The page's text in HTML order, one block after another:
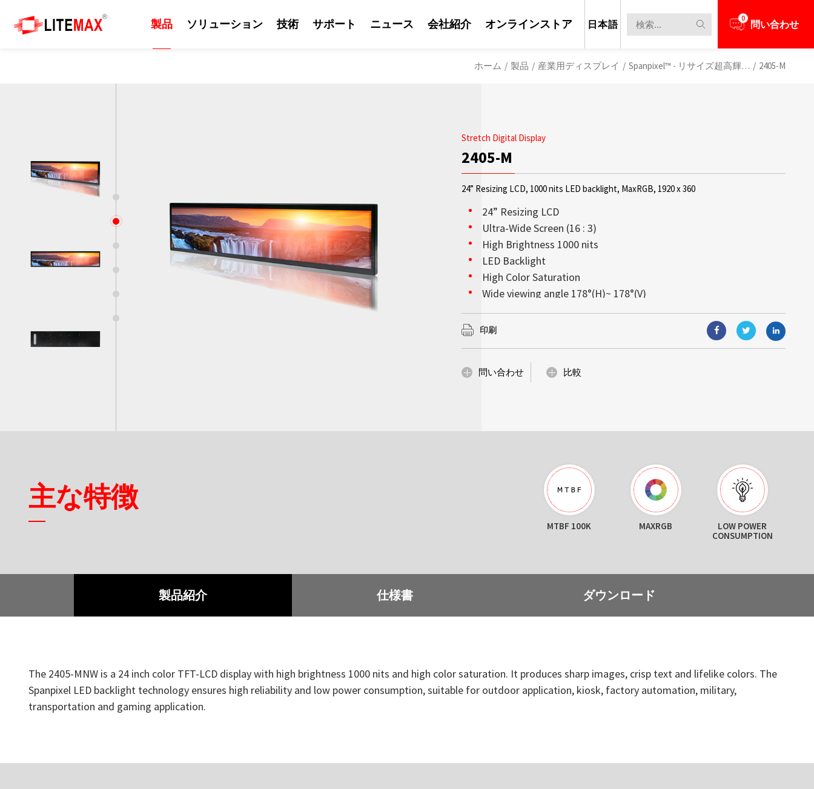
製品
産業用コンピューター
産業用パネルコンピュー
タ 、モニター
AIoT
付属品
OLED透明ディスプレイは、高い透明性、軽量構造、そして
鮮やかな輝度を兼ね備え、コンテンツがまるで空中に浮か
んでいるかのような視覚體験を実現します。モジュール式
で超薄型の設計により、ガラス面と一體化し、光や視界を
な設置性を備え、サイズの小売店のショーウィンドウ、展
示会、企業のロビー、デジタルサイネージなど、美しさと
詳細はこちら
ソリューション
セルフサービスシステム
EV充電器
防衛・軍事
産業オートメーション
POS/キオスク
ソリューション
高輝度ディスプレイと組込みコンピューティングソリュー
で、当社の高性能統合ソリューションは、顧客の様々なニ
ーズへ確実に対処します。
技術
屋外
日光可読性はLitemax創立以来の中核技術であり続けてお
り、Litemaxが提供するディスプレイの大部分が1,000 nit
以上を確保しています。高輝度により、あらゆる照明条件
の下で完璧な視覚的可読性が得られます。
詳細はこちら
サポート
ODM/OEMサービス
技術サポート
サポート技術情報
品質保証
Litemaxの営業担当者とビジネスニーズについて話し合う
詳細はこちら
ニュース
ニュースレター
Litemaxからの最新のニュースと情報を見る
詳細はこちら
会社紹介
世界各地の拠点
世界のパートナー
ビジネス戦略パートナー
会社紹介
会社情報
スプレイにおいて堅固な名声を築いていますが、当社の提
供内容は他にも多岐にわたります。サイズ調整、カスタム
詳細はこちら
オンラインストア 日本語 0 問い合わせ
ホーム / 製品 / 産業用ディスプレイ / Spanpixel™ - リサイズ超高輝度液晶パネル / 2405-M
Stretch Digital Display
2405-M
24” Resizing LCD, 1000 nits LED backlight, MaxRGB, 1920 x 360
24” Resizing LCD
Ultra-Wide Screen (16 : 3)
High Brightness 1000 nits
LED Backlight
High Color Saturation
Wide viewing angle 178°(H)~ 178°(V)
Low Power Consumption
BL MTBF: 100,000 hours
印刷
問い合わせ 比較
主な特徴
MTBF 100K MAXRGB
LOW POWER
CONSUMPTION
製品紹介 仕様書 ダウンロード
The 2405-MNW is a 24 inch color TFT-LCD display with high brightness 1000 nits and high color saturation. It produces sharp images, crisp text and lifelike colors. The
Spanpixel LED backlight technology ensures high reliability and low power consumption, suitable for outdoor application, kiosk, factory automation, military,
transportation and gaming application.